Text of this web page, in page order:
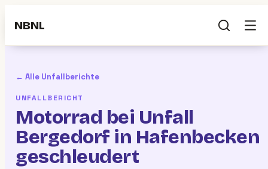
NBNL
← Alle Unfallberichte
UNFALLBERICHT
Motorrad bei Unfall
Bergedorf in Hafenbecken
geschleudert